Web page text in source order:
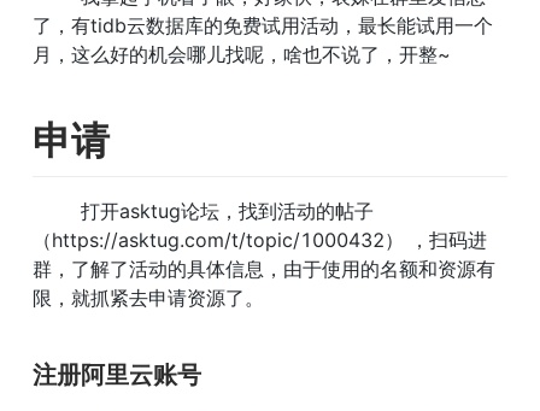
了，有tidb云数据库的免费试用活动，最长能试用一个
月，这么好的机会哪儿找呢，啥也不说了，开整~
申请
（https://asktug.com/t/topic/1000432） ，扫码进
群，了解了活动的具体信息，由于使用的名额和资源有
限，就抓紧去申请资源了。
注册阿里云账号